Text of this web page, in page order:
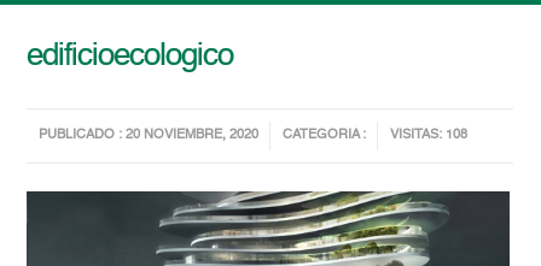
edificioecologico
PUBLICADO : 20 NOVIEMBRE, 2020 CATEGORIA : VISITAS: 108